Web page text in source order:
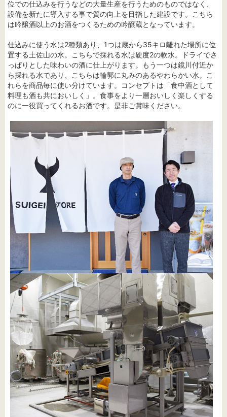
位での仕込みを行うなどの大量生産を行うためのものではなく、
設備を新たに導入する事で質の向上を目指した建設です。こちら
は吟醸酒以上のお酒をつくるための吟醸蔵となっています。
仕込みに使う水は2種類あり、1つは蔵から35キロ離れた場所に位
置する土佐山の水。こちらで採れる水は硬度2の軟水。ドライでさ
っぱりとした味わいの酒に仕上がります。もう一つは鏡川付近か
ら採れる水であり、こちらは輪郭に丸みのあるやわらかい水。こ
れらを商品毎に使い分けています。コンセプトは「食中酒として
料理も酒も共においしく」。食事をより一層おいしく楽しくする
のに一役買ってくれるお酒です。是非ご賞味ください。